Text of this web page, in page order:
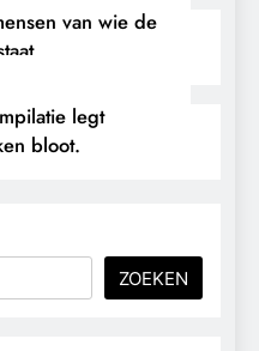
van wie de
legt
bloot.
ZOEKEN